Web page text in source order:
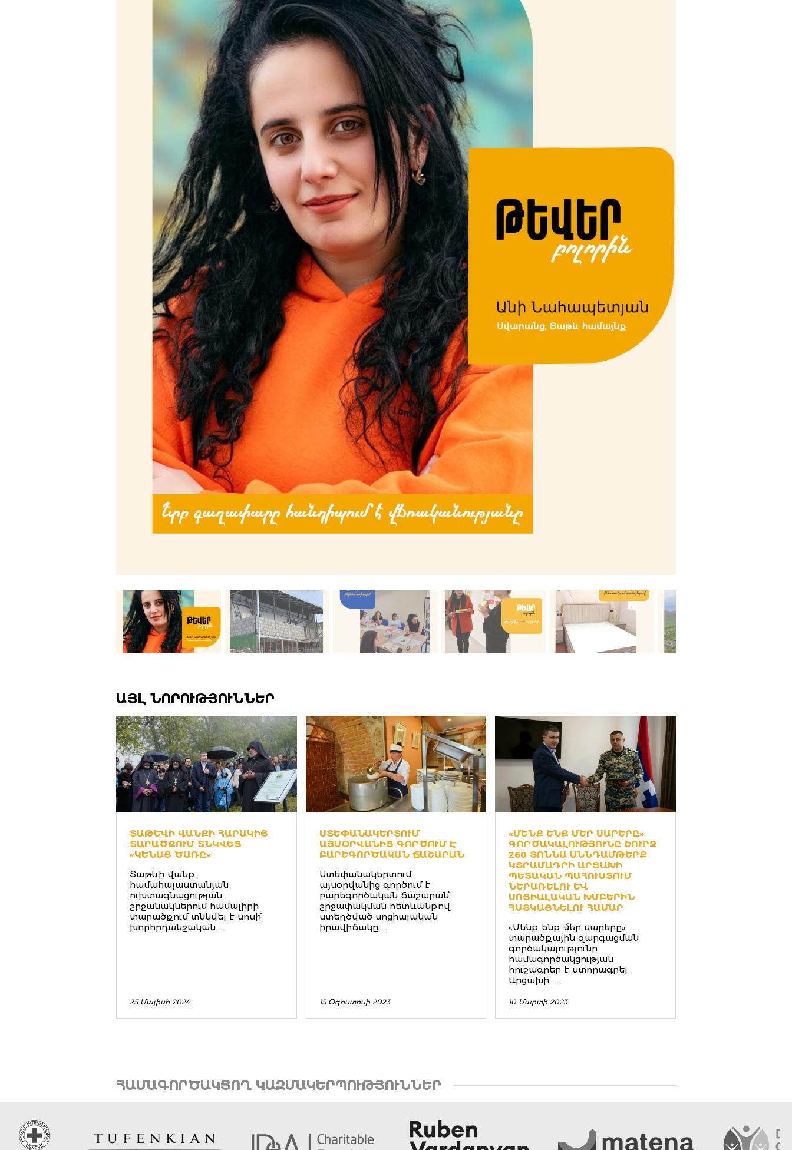
ԱՅԼ ՆՈՐՈՒԹՅՈՒՆՆԵՐ
ՏԱԹԵՒԻ ՎԱՆՔԻ ՀԱՐԱԿԻՑ Տ
ԱՐԱԾՔՈՒՄ ՏՆԿՎԵՑ «
ԿԵՆԱՑ ԾԱՌԸ»
Տաթևի վանք
համահայաստանյան
ուխտագնացության
շրջանակներում համալիրի
տարածքում տնկվել է սոսի՝
խորհրդանշական ...
25 Մայիսի 2024
ՍՏԵՓԱՆԱԿԵՐՏՈՒՄ
ԱՅՍՕՐՎԱՆԻՑ ԳՈՐԾՈՒՄ Է
ԲԱՐԵԳՈՐԾԱԿԱՆ ՃԱՇԱՐԱՆ
Ստեփանակերտում
այսօրվանից գործում է
բարեգործական ճաշարան՝
շրջափակման հետևանքով
ստեղծված սոցիալական
իրավիճակը ...
15 Օգոստոսի 2023
«ՄԵՆՔ ԵՆՔ ՄԵՐ ՍԱՐԵՐԸ»
ԳՈՐԾԱԿԱԼՈՒԹՅՈՒՆԸ ՇՈՒՐՋ
260 ՏՈՆՆԱ ՍՆՆԴԱՄԹԵՐՔ
ԿՏՐԱՄԱԴՐԻ ԱՐՑԱԽԻ
ՊԵՏԱԿԱՆ ՊԱՀՈՒՍՏՈՒՄ
ՆԵՐԱՌԵԼՈՒ ԵՒ
ՍՈՑԻԱԼԱԿԱՆ ԽՄԲԵՐԻՆ
ՀԱՏԿԱՑՆԵԼՈՒ ՀԱՄԱՐ
«Մենք ենք մեր սարերը»
տարածքային զարգացման
գործակալությունը
համագործակցության
հուշագրեր է ստորագրել
Արցախի ...
10 Մարտի 2023
ՀԱՄԱԳՈՐԾԱԿՑՈՂ ԿԱԶՄԱԿԵՐՊՈՒԹՅՈՒՆՆԵՐ